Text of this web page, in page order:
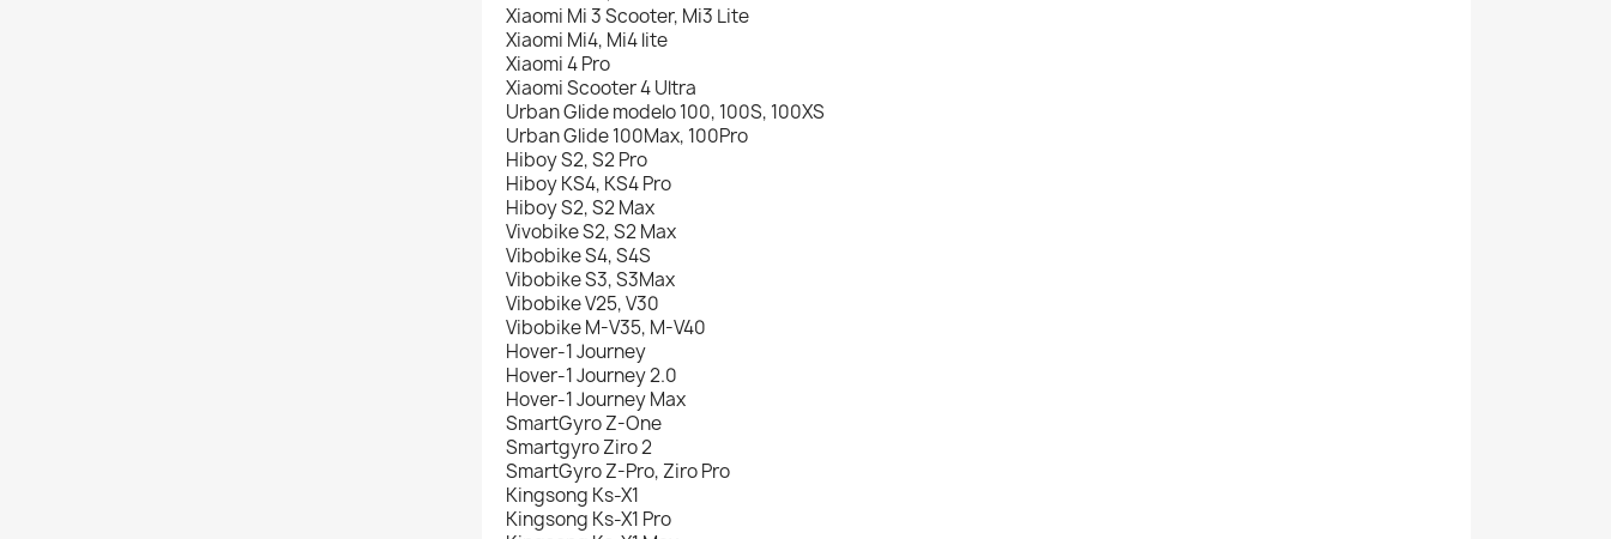
Xiaomi Mi 3 Scooter, Mi3 Lite
Xiaomi Mi4, Mi4 lite
Xiaomi 4 Pro
Xiaomi Scooter 4 Ultra
Urban Glide modelo 100, 100S, 100XS
Urban Glide 100Max, 100Pro
Hiboy S2, S2 Pro
Hiboy KS4, KS4 Pro
Hiboy S2, S2 Max
Vivobike S2, S2 Max
Vibobike S4, S4S
Vibobike S3, S3Max
Vibobike V25, V30
Vibobike M-V35, M-V40
Hover-1 Journey
Hover-1 Journey 2.0
Hover-1 Journey Max
SmartGyro Z-One
Smartgyro Ziro 2
SmartGyro Z-Pro, Ziro Pro
Kingsong Ks-X1
Kingsong Ks-X1 Pro